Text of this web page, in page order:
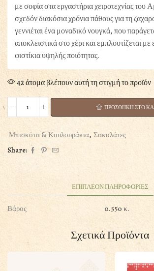
με σοφία στα εργαστήρια χειροτεχνίας
σχεδόν διακόσια χρόνια πάθους για τη
γεννιέται ένα μοναδικό νουγκά, που
αποκλειστικά στο χέρι και εμπλουτίζεται με
φιστίκια υψηλής ποιότητας.
42 άτομα βλέπουν αυτή τη στιγμή το προϊόν
NΟΥΓΚΑ
ME
ΦΥΣΤΙΚΙ
200GR
ποσότητα
ΠΡΟΣΘΗΚΗ ΣΤΟ
Μπισκότα & Κουλουράκια, Σοκολάτες
Share:
ΕΠΙΠΛΕΟΝ ΠΛΗΡΟΦΟΡΙΕΣ
Βάρος 0.550 κ.
Σχετικά Προϊόντα